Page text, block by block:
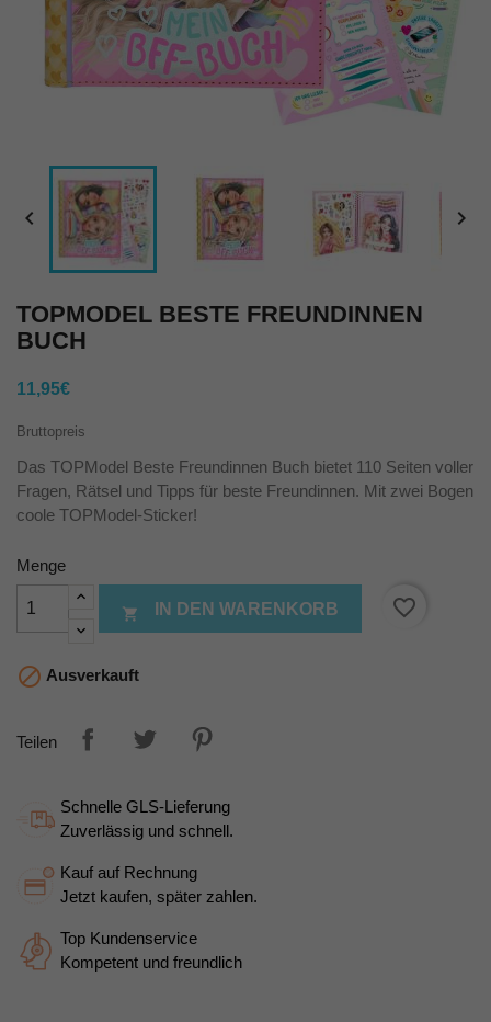
 
TOPMODEL BESTE FREUNDINNEN
BUCH
11,95€
Bruttopreis
Das TOPModel Beste Freundinnen Buch bietet 110 Seiten voller
Fragen, Rätsel und Tipps für beste Freundinnen. Mit zwei Bogen
coole TOPModel-Sticker!
Menge
 IN DEN WARENKORB favorite_border
 Ausverkauft
Teilen
Schnelle GLS-Lieferung
Zuverlässig und schnell.
Kauf auf Rechnung
Jetzt kaufen, später zahlen.
Top Kundenservice
Kompetent und freundlich